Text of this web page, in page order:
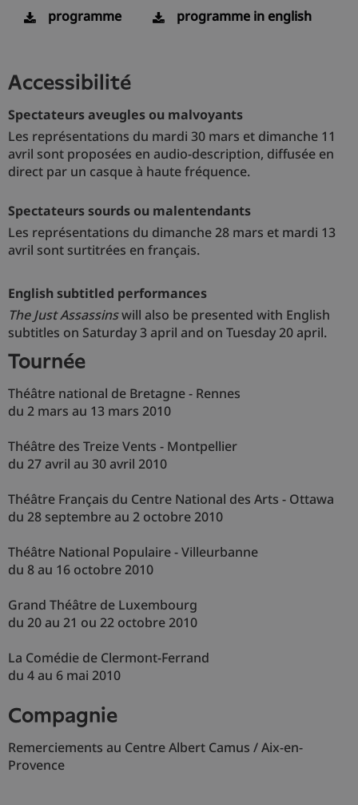
programme programme in english
accessibilité
Spectateurs aveugles ou malvoyants
Les représentations du mardi 30 mars et dimanche 11
avril sont proposées en audio-description, diffusée en
direct par un casque à haute fréquence.
Spectateurs sourds ou malentendants
Les représentations du dimanche 28 mars et mardi 13
avril sont surtitrées en français.
English subtitled performances
The Just Assassinswill also be presented with English
subtitles on Saturday 3 april and on Tuesday 20 april.
tournée
Théâtre national de Bretagne - Rennes
du 2 mars au 13 mars 2010
Théâtre des Treize Vents - Montpellier
du 27 avril au 30 avril 2010
Théâtre Français du Centre National des Arts - Ottawa
du 28 septembre au 2 octobre 2010
Théâtre National Populaire - Villeurbanne
du 8 au 16 octobre 2010
Grand Théâtre de Luxembourg
du 20 au 21 ou 22 octobre 2010
La Comédie de Clermont-Ferrand
du 4 au 6 mai 2010
compagnie
Remerciements au Centre Albert Camus / Aix-en-
Provence